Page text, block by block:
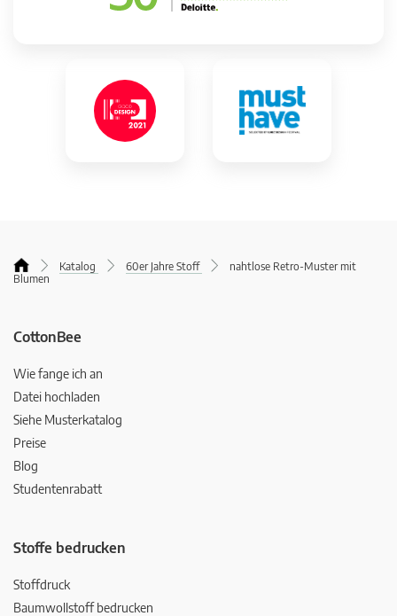
Katalog 60er Jahre Stoff
nahtlose Retro-Muster mit
Blumen
CottonBee
Wie fange ich an
Datei hochladen
Siehe Musterkatalog
Preise
Blog
Studentenrabatt
Stoffe bedrucken
Stoffdruck
Baumwollstoff bedrucken